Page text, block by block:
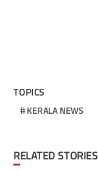
TOPICS
KERALA NEWS
RELATED STORIES